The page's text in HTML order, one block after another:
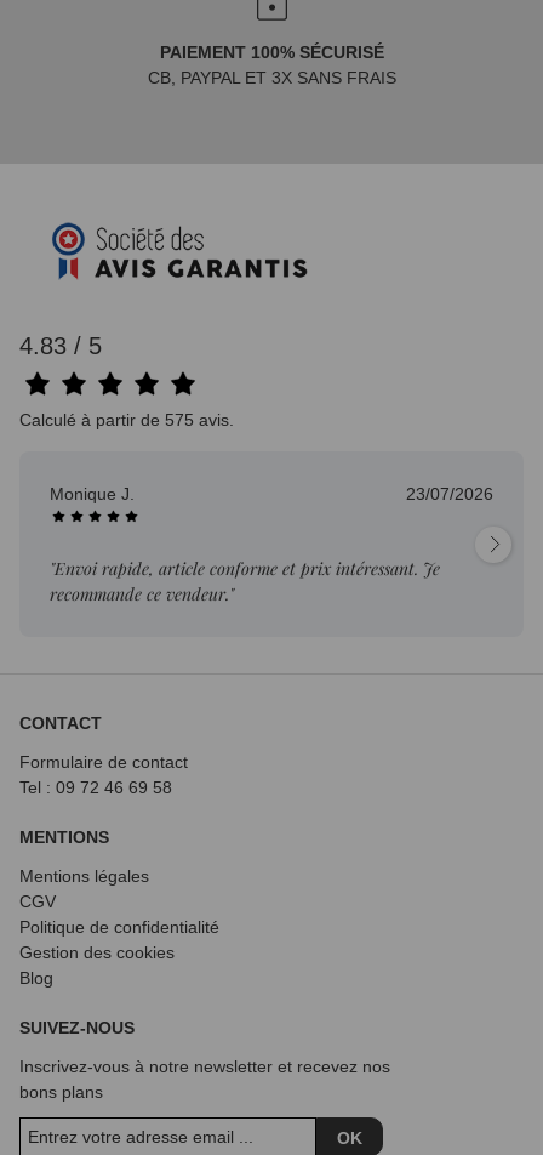
PAIEMENT 100% SÉCURISÉ
CB, PAYPAL ET 3X SANS FRAIS
4.83 / 5
Calculé à partir de 575 avis.
Monique J. 23/07/2026
"Envoi rapide, article conforme et prix intéressant. Je
recommande ce vendeur."
CONTACT
Formulaire de contact
Tel : 09 72 46 69 58
MENTIONS
Mentions légales
CGV
Politique de confidentialité
Gestion des cookies
Blog
SUIVEZ-NOUS
Inscrivez-vous à notre newsletter et recevez nos
bons plans
OK